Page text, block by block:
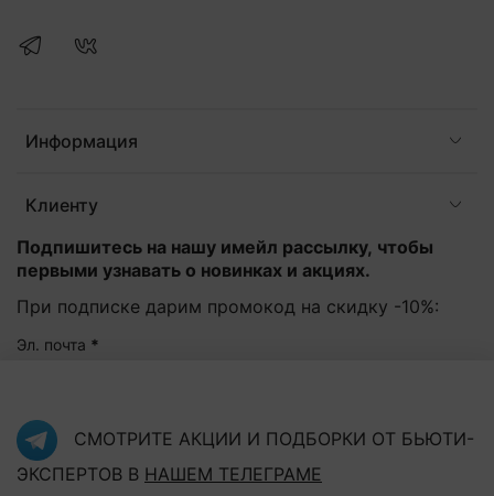
Информация
Клиенту
Подпишитесь на нашу имейл рассылку, чтобы
первыми узнавать о новинках и акциях.
При подписке дарим промокод на скидку -10%:
Эл. почта *
Подписаться
Нажав на кнопку "Подписаться", Вы соглашаетесь с
СМОТРИТЕ АКЦИИ И ПОДБОРКИ ОТ БЬЮТИ-
ЭКСПЕРТОВ В НАШЕМ ТЕЛЕГРАМЕ